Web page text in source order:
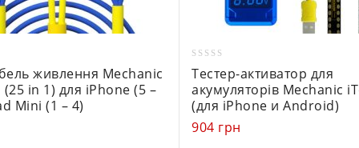
живлення Mechanic
(25 in 1) для iPhone (5 –
Mini (1 – 4)
out
of
5
Тестер-активатор для
акумуляторів Mechanic
(для iPhone и Android)
904 грн